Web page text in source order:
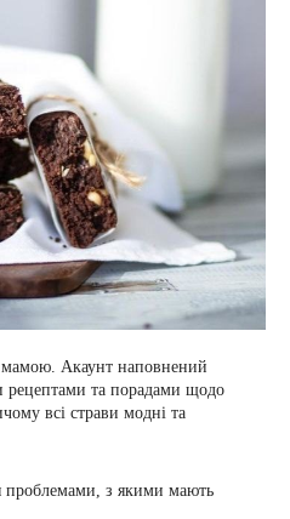
мамою. Акаунт наповнений
рецептами та порадами щодо
всі страви модні та
проблемами, з якими мають